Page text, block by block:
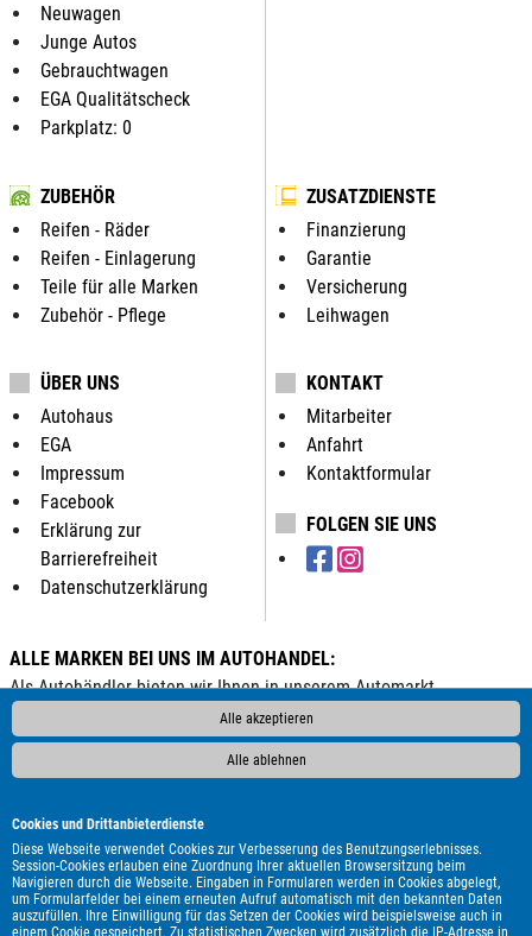
Alle akzeptieren
Alle ablehnen
Cookies und Drittanbieterdienste
Diese Webseite verwendet Cookies zur Verbesserung des Benutzungserlebnisses.
Session-Cookies erlauben eine Zuordnung Ihrer aktuellen Browsersitzung beim
Navigieren durch die Webseite. Eingaben in Formularen werden in Cookies abgelegt,
um Formularfelder bei einem erneuten Aufruf automatisch mit den bekannten Daten
auszufüllen. Ihre Einwilligung für das Setzen der Cookies wird beispielsweise auch in
einem Cookie gespeichert. Zu statistischen Zwecken wird zusätzlich die IP-Adresse in
Neuwagen
Junge Autos
Gebrauchtwagen
EGA Qualitätscheck
Parkplatz: 0
ZUBEHÖR
Reifen - Räder
Reifen - Einlagerung
Teile für alle Marken
Zubehör - Pflege
ZUSATZDIENSTE
Finanzierung
Garantie
Versicherung
Leihwagen
ÜBER UNS
Autohaus
EGA
Impressum
Facebook
Erklärung zur
Barrierefreiheit
Datenschutzerklärung
KONTAKT
Mitarbeiter
Anfahrt
Kontaktformular
FOLGEN SIE UNS
ALLE MARKEN BEI UNS IM AUTOHANDEL:
Als Autohändler bieten wir Ihnen in unserem Automarkt
Gebrauchtwagen, Jahreswagen und Neuwagen folgender
Automarken an:
Bentley
Borgward Bürstner
Chausson
Chevrolet Citroën Cupra DAF DFSK
Automobiles
Dacia Dodge Etrusco Eura Mobil
Fiat
Ford
GWM Genesis Hobby Honda Hyundai
Infiniti